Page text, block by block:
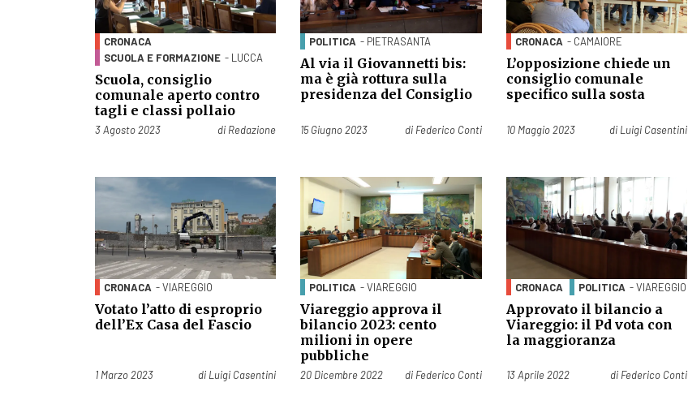
CRONACA
SCUOLA E FORMAZIONE - LUCCA
Scuola, consiglio
comunale aperto contro
tagli e classi pollaio
Pubblicato il
3 Agosto 2023 di Redazione
POLITICA - PIETRASANTA
Al via il Giovannetti bis:
ma è già rottura sulla
presidenza del Consiglio
Pubblicato il
15 Giugno 2023 di Federico Conti
CRONACA - CAMAIORE
L’opposizione chiede un
consiglio comunale
specifico sulla sosta
Pubblicato il
10 Maggio 2023 di Luigi Casentini
CRONACA - VIAREGGIO
Votato l’atto di esproprio
dell’Ex Casa del Fascio
Pubblicato il
1 Marzo 2023 di Luigi Casentini
POLITICA - VIAREGGIO
Viareggio approva il
bilancio 2023: cento
milioni in opere
pubbliche
Pubblicato il
20 Dicembre 2022 di Federico Conti
CRONACA POLITICA - VIAREGGIO
Approvato il bilancio a
Viareggio: il Pd vota con
la maggioranza
Pubblicato il
13 Aprile 2022 di Federico Conti